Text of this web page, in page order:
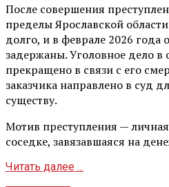
После совершения
пределы Ярославской
долго, и в феврале 2026 года
задержаны. Уголовное дело
прекращено в связи с его
заказчика направлено в суд
существу.
Мотив преступления —
соседке, завязавшаяся на
Читать далее ...